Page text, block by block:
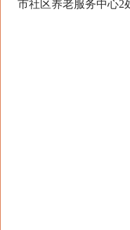
市社区养老服务中心2